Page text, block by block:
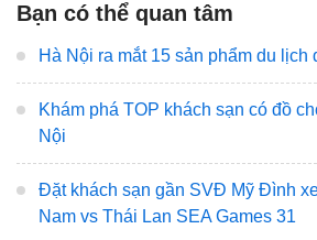
Bạn có thể quan tâm
Hà Nội ra mắt 15 sản phẩm du lịch
Khám phá TOP khách sạn có đồ
Nội
Đặt khách sạn gần SVĐ Mỹ Đình
Nam vs Thái Lan SEA Games 31